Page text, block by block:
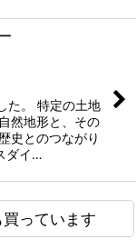
た。 特定の土地
然地形と、その
史とのつながり
ダイ…
っています